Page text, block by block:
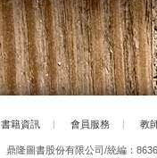
書籍資訊 | 會員服務 | 教
鼎隆圖書股份有限公司/統編：